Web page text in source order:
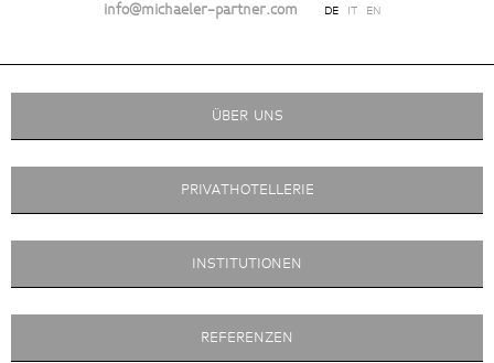
info@michaeler-partner.com DE IT EN
ÜBER UNS
PRIVATHOTELLERIE
INSTITUTIONEN
REFERENZEN